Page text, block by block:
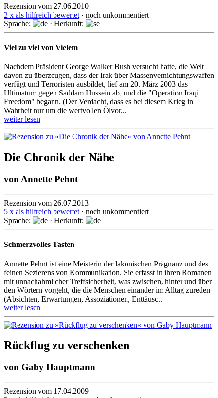
Rezension vom 27.06.2010
2 x als hilfreich bewertet · noch unkommentiert
Sprache:
· Herkunft:
Viel zu viel von Vielem
Nachdem Präsident George Walker Bush versucht hatte, die Welt
davon zu überzeugen, dass der Irak über Massenvernichtungswaffen
verfügt und Terroristen ausbildet, lief am 20. März 2003 das
Ultimatum gegen Saddam Hussein ab, und die "Operation Iraqi
Freedom" begann. (Der Verdacht, dass es bei diesem Krieg in
Wahrheit nur um die wertvollen Ölvor...
weiter lesen
Die Chronik der Nähe
vonAnnette Pehnt
Rezension vom 26.07.2013
5 x als hilfreich bewertet · noch unkommentiert
Sprache:
· Herkunft:
Schmerzvolles Tasten
Annette Pehnt ist eine Meisterin der lakonischen Prägnanz und des
feinen Sezierens von Kommunikation. Sie erfasst in ihren Romanen
mit un­nach­ahm­licher Treffsicherheit, was zwischen, hinter und über
den Wörtern vorgeht, die die Menschen einander im Alltag zureden
(Absichten, Erwartungen, As­so­zia­tio­nen, Enttäusc...
weiter lesen
Rückflug zu verschenken
von Gaby Hauptmann
Rezension vom 17.04.2009